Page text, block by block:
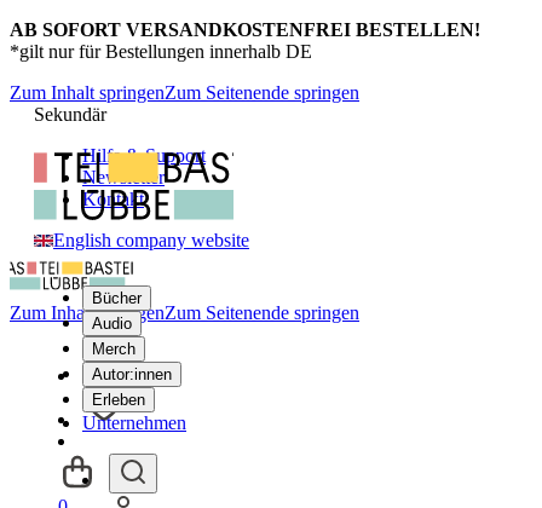
AB SOFORT VERSANDKOSTENFREI BESTELLEN!
*gilt nur für Bestellungen innerhalb DE
Zum Inhalt springenZum Seitenende springen
Sekundär
Hilfe & Support
Newsletter
Kontakt
English company website
Bücher
Audio
Merch
Autor:innen
Erleben
Unternehmen
Zum Inhalt springenZum Seitenende springen